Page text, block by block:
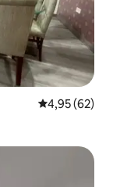
Просечна
4,95 (62)